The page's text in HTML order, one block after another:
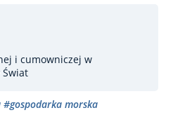
i cumowniczej w
#gospodarka morska